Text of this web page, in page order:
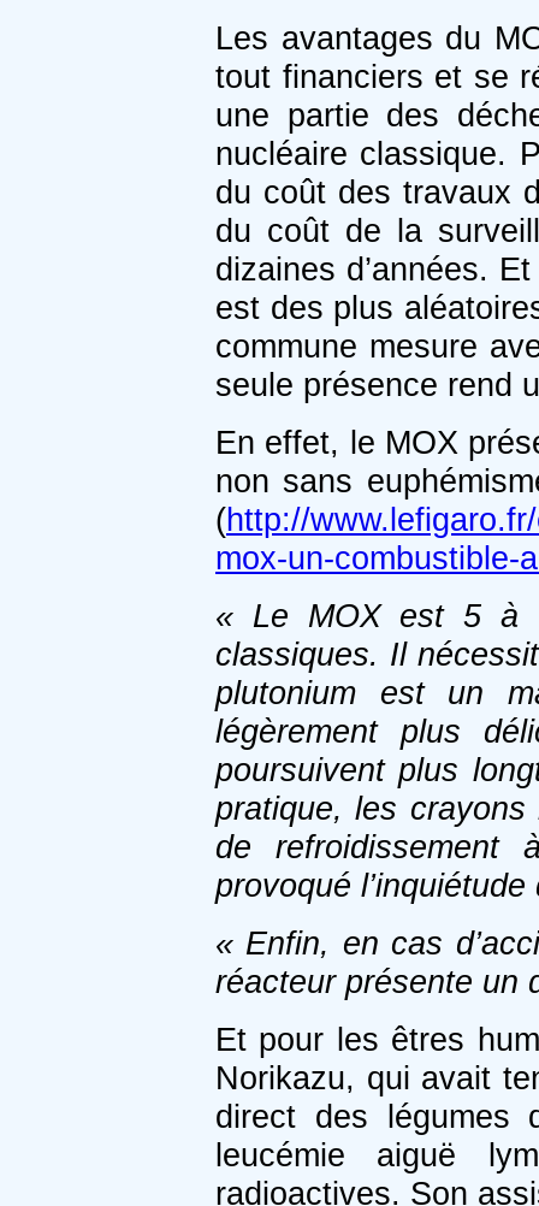
Les avantages du
tout financiers et se
une partie des
nucléaire classique.
du coût des travaux
du coût de la
dizaines d’années.
est des plus
commune mesure
seule présence rend
En effet, le MOX
non sans
(http://
mox-un-combustible-
« Le MOX est 5 à
classiques. Il
plutonium est un
légèrement plus
poursuivent plus
pratique, les
de refroidissement
provoqué
« Enfin, en cas
réacteur présente un
Et pour les êtres
Norikazu, qui avait
direct des légumes
leucémie aiguë
radioactives. Son